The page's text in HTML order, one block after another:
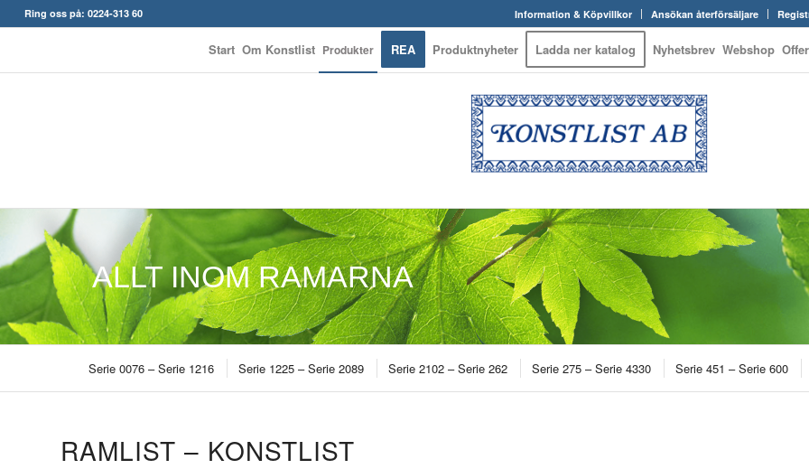
Information & Köpvillkor Ansökan återförsäljare
Ring oss på: 0224-313 60
Start Om Konstlist Produkter REA Produktnyheter Ladda ner katalog Nyhetsbrev Webshop
ALLT INOM RAMARNA
Serie 0076 – Serie 1216 Serie 1225 – Serie 2089 Serie 2102 – Serie 262 Serie 275 – Serie 4330 Serie 451 – Serie 600
RAMLIST – KONSTLIST